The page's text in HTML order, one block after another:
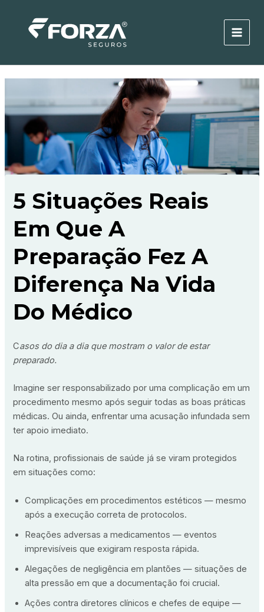
5 Situações Reais
Em Que A
Preparação Fez A
Diferença Na Vida
Do Médico
Casos do dia a dia que mostram o valor de estar
preparado.
Imagine ser responsabilizado por uma complicação em um
procedimento mesmo após seguir todas as boas práticas
médicas. Ou ainda, enfrentar uma acusação infundada sem
ter apoio imediato.
Na rotina, profissionais de saúde já se viram protegidos
em situações como:
Complicações em procedimentos estéticos — mesmo
após a execução correta de protocolos.
Reações adversas a medicamentos — eventos
imprevisíveis que exigiram resposta rápida.
Alegações de negligência em plantões — situações de
alta pressão em que a documentação foi crucial.
Ações contra diretores clínicos e chefes de equipe —